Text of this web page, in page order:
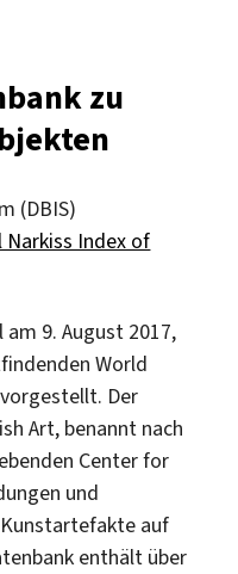
zu
(DBIS)
Narkiss Index of
9. August 2017,
World
Der
Art, benannt nach
Center for
und
auf
enthält über